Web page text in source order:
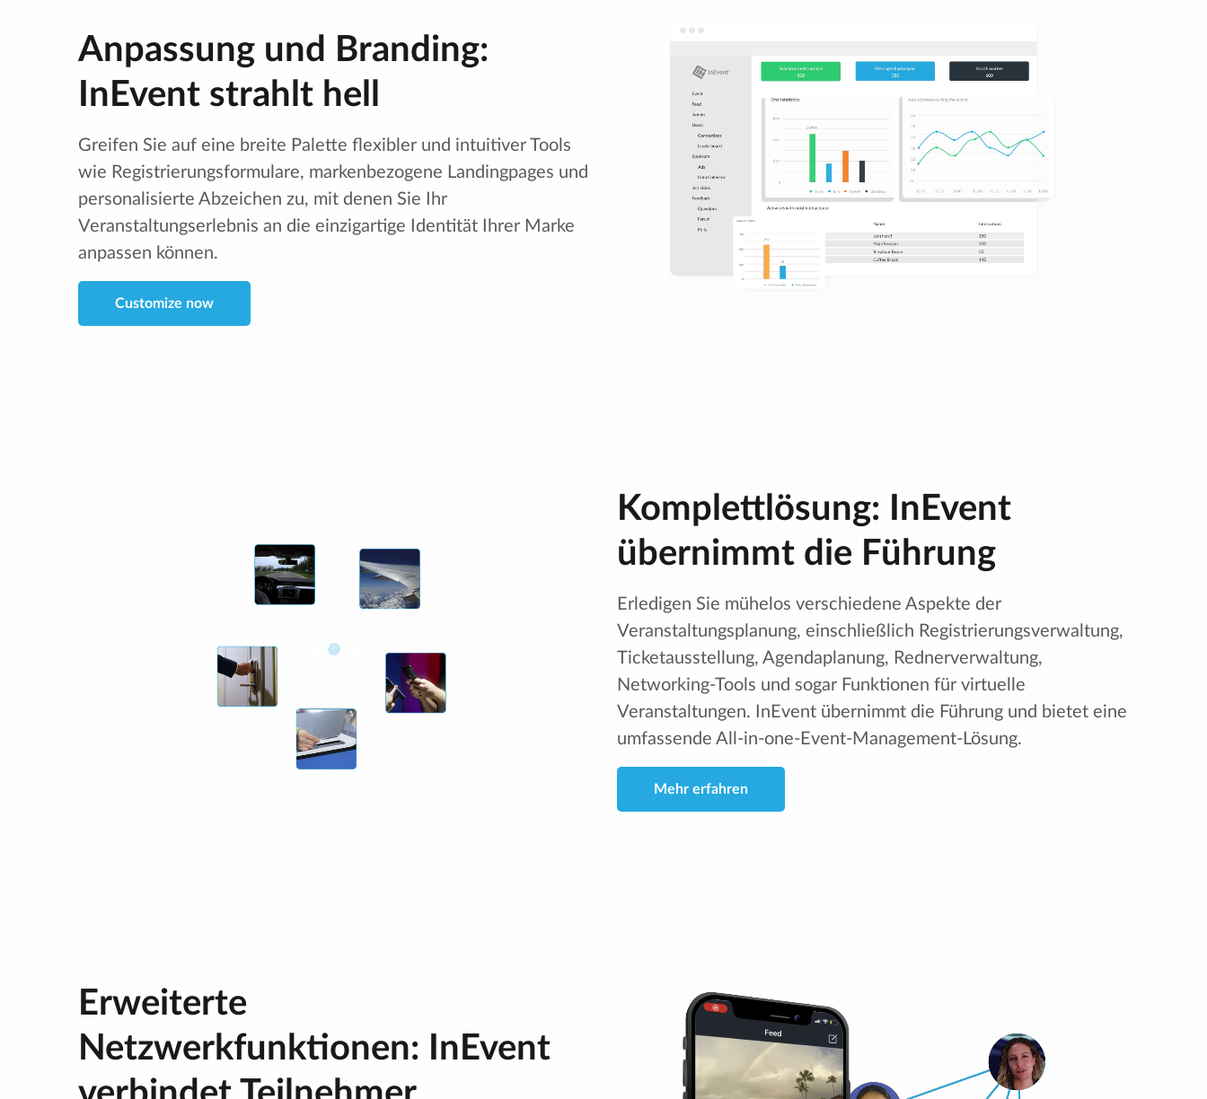
Anpassung und Branding:
InEvent strahlt hell
Greifen Sie auf eine breite Palette flexibler und intuitiver Tools
wie Registrierungsformulare, markenbezogene Landingpages und
personalisierte Abzeichen zu, mit denen Sie Ihr
Veranstaltungserlebnis an die einzigartige Identität Ihrer Marke
anpassen können.
Customize now
Komplettlösung: InEvent
übernimmt die Führung
Erledigen Sie mühelos verschiedene Aspekte der
Veranstaltungsplanung, einschließlich Registrierungsverwaltung,
Ticketausstellung, Agendaplanung, Rednerverwaltung,
Networking-Tools und sogar Funktionen für virtuelle
Veranstaltungen. InEvent übernimmt die Führung und bietet eine
umfassende All-in-one-Event-Management-Lösung.
Mehr erfahren
Erweiterte
Netzwerkfunktionen: InEvent